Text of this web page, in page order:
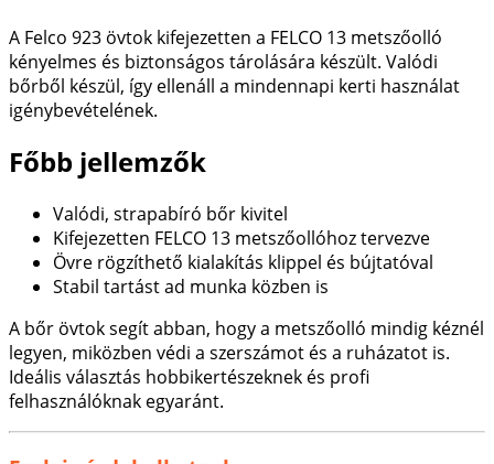
A Felco 923 övtok kifejezetten a FELCO 13 metszőolló
kényelmes és biztonságos tárolására készült. Valódi
bőrből készül, így ellenáll a mindennapi kerti használat
igénybevételének.
Főbb jellemzők
Valódi, strapabíró bőr kivitel
Kifejezetten FELCO 13 metszőollóhoz tervezve
Övre rögzíthető kialakítás klippel és bújtatóval
Stabil tartást ad munka közben is
A bőr övtok segít abban, hogy a metszőolló mindig kéznél
legyen, miközben védi a szerszámot és a ruházatot is.
Ideális választás hobbikertészeknek és profi
felhasználóknak egyaránt.